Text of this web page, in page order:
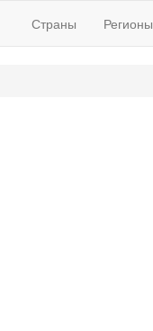
Страны Регионы